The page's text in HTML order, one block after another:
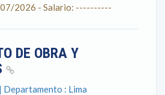
2026 - Salario: ----------
DE OBRA Y
Departamento : Lima